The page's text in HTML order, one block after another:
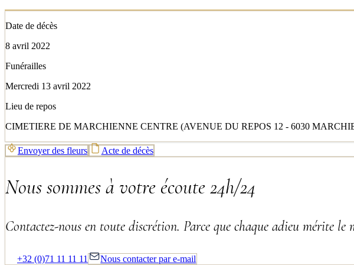
Date de décès
8 avril 2022
Funérailles
Mercredi 13 avril 2022
Lieu de repos
CIMETIERE DE MARCHIENNE CENTRE (AVENUE DU REPOS 12 - 6030
Envoyer des fleurs Acte de décès
Nous sommes à votre écoute 24h/24
Contactez-nous en toute discrétion. Parce que chaque adieu mérite le
+32 (0)71 11 11 11 Nous contacter par e-mail